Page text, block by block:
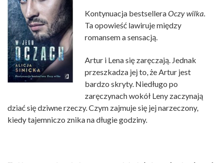
Kontynuacja bestselleraOczy wilka.
Ta opowieść lawiruje między
romansem a sensacją.
Artur i Lena się zaręczają. Jednak
przeszkadza jej to, że Artur jest
bardzo skryty. Niedługo po
zaręczynach wokół Leny zaczynają
dziać się dziwne rzeczy. Czym zajmuje się jej narzeczony,
kiedy tajemniczo znika na długie godziny.